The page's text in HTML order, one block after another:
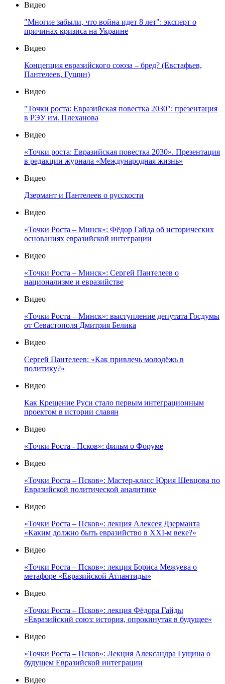
Видео
"Многие забыли, что война идет 8 лет": эксперт о
причинах кризиса на Украине
Видео
Концепция евразийского союза – бред? (Евстафьев,
Пантелеев, Гущин)
Видео
"Точки роста: Евразийская повестка 2030": презентация
в РЭУ им. Плеханова
Видео
«Точки роста: Евразийская повестка 2030». Презентация
в редакции журнала «Международная жизнь»
Видео
Дзермант и Пантелеев о русскости
Видео
«Точки Роста – Минск»: Фёдор Гайда об исторических
основаниях евразийской интеграции
Видео
«Точки Роста – Минск»: Сергей Пантелеев о
национализме и евразийстве
Видео
«Точки Роста – Минск»: выступление депутата Госдумы
от Севастополя Дмитрия Белика
Видео
Сергей Пантелеев: «Как привлечь молодёжь в
политику?»
Видео
Как Крещение Руси стало первым интеграционным
проектом в истории славян
Видео
«Точки Роста - Псков»: фильм о Форуме
Видео
«Точки Роста – Псков»: Мастер-класс Юрия Шевцова по
Евразийской политической аналитике
Видео
«Точки Роста – Псков»: лекция Алексея Дзерманта
«Каким должно быть евразийство в XXI-м веке?»
Видео
«Точки Роста – Псков»: лекция Бориса Межуева о
метафоре «Евразийской Атлантиды»
Видео
«Точки Роста – Псков»: лекция Фёдора Гайды
«Евразийский союз: история, опрокинутая в будущее»
Видео
«Точки Роста – Псков»: Лекция Александра Гущина о
будущем Евразийской интеграции
Видео